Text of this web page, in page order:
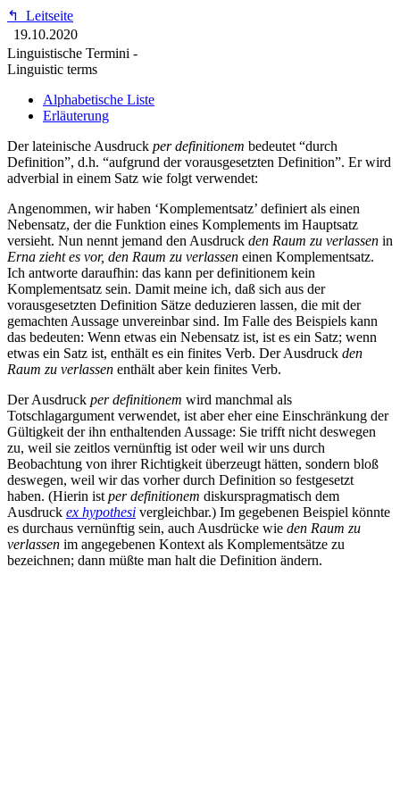
↰
Leitseite
19.10.2020
Linguistische Termini -
Linguistic terms
Alphabetische Liste
Erläuterung
Der lateinische Ausdruck per definitionem bedeutet “durch
Definition”, d.h. “aufgrund der vorausgesetzten Definition”. Er wird
adverbial in einem Satz wie folgt verwendet:
Angenommen, wir haben ‘Komplementsatz’ definiert als einen
Nebensatz, der die Funktion eines Komplements im Hauptsatz
versieht. Nun nennt jemand den Ausdruck den Raum zu verlassen in
Erna zieht es vor, den Raum zu verlassen einen Komplementsatz.
Ich antworte daraufhin: das kann per definitionem kein
Komplementsatz sein. Damit meine ich, daß sich aus der
vorausgesetzten Definition Sätze deduzieren lassen, die mit der
gemachten Aussage unvereinbar sind. Im Falle des Beispiels kann
das bedeuten: Wenn etwas ein Nebensatz ist, ist es ein Satz; wenn
etwas ein Satz ist, enthält es ein finites Verb. Der Ausdruck den
Raum zu verlassen enthält aber kein finites Verb.
Der Ausdruck per definitionem wird manchmal als
Totschlagargument verwendet, ist aber eher eine Einschränkung der
Gültigkeit der ihn enthaltenden Aussage: Sie trifft nicht deswegen
zu, weil sie zeitlos vernünftig ist oder weil wir uns durch
Beobachtung von ihrer Richtigkeit überzeugt hätten, sondern bloß
deswegen, weil wir das vorher durch Definition so festgesetzt
haben. (Hierin ist per definitionem diskurspragmatisch dem
Ausdruck ex hypothesi vergleichbar.) Im gegebenen Beispiel könnte
es durchaus vernünftig sein, auch Ausdrücke wie den Raum zu
verlassen im angegebenen Kontext als Komplementsätze zu
bezeichnen; dann müßte man halt die Definition ändern.